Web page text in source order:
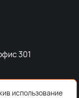
301
использование